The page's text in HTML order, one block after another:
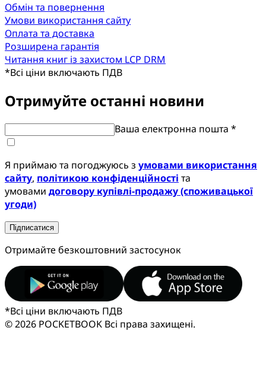
Обмін та повернення
Умови використання сайту
Оплата та доставка
Розширена гарантія
Читання книг із захистом LCP DRM
*Всі ціни включають ПДВ
Отримуйте останні новини
Ваша електронна пошта *
Я приймаю та погоджуюсь з умовами використання
сайту, політикою конфіденційності та
умовами договору купівлі-продажу (споживацької
угоди)
Підписатися
Отримайте безкоштовний застосунок
*Всі ціни включають ПДВ
© 2026 POCKETBOOK Всі права захищені.